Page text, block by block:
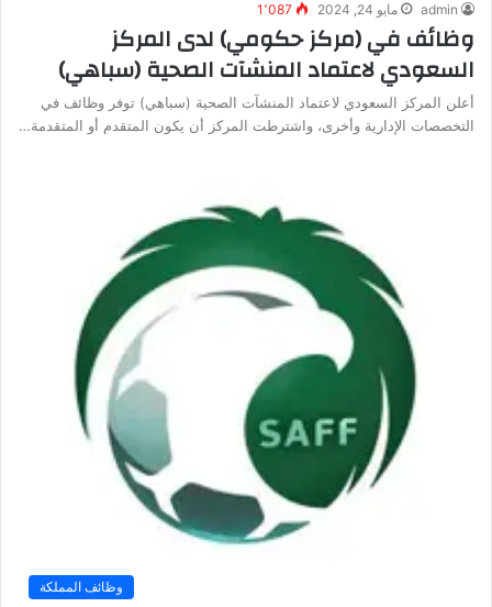
admin مايو 24, 2024 1٬087
وظائف في (مركز حكومي) لدى المركز
السعودي لاعتماد المنشآت الصحية (سباهي)
أعلن المركز السعودي لاعتماد المنشآت الصحية (سباهي) توفر وظائف في
التخصصات الإدارية وأخرى، واشترطت المركز أن يكون المتقدم أو المتقدمة…
وظائف المملكة